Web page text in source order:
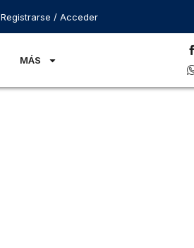
Registrarse / Acceder
MÁS